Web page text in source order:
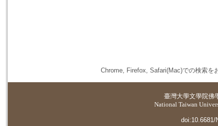
Chrome, Firefox, Safari(Mac)での検索を
臺灣大學文學院佛
National Taiwan
doi:10.6681/